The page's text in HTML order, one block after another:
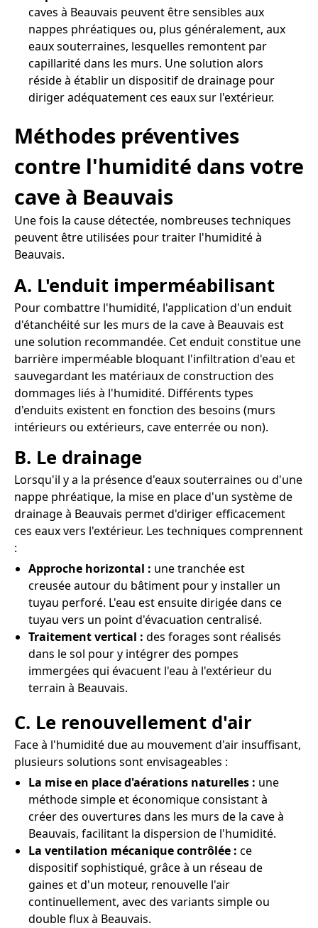
caves à Beauvais peuvent être sensibles aux
nappes phréatiques ou, plus généralement, aux
eaux souterraines, lesquelles remontent par
capillarité dans les murs. Une solution alors
réside à établir un dispositif de drainage pour
diriger adéquatement ces eaux sur l'extérieur.
Méthodes préventives
contre l'humidité dans votre
cave à Beauvais
Une fois la cause détectée, nombreuses techniques
peuvent être utilisées pour traiter l'humidité à
Beauvais.
A. L'enduit imperméabilisant
Pour combattre l'humidité, l'application d'un enduit
d'étanchéité sur les murs de la cave à Beauvais est
une solution recommandée. Cet enduit constitue une
barrière imperméable bloquant l'infiltration d'eau et
sauvegardant les matériaux de construction des
dommages liés à l'humidité. Différents types
d'enduits existent en fonction des besoins (murs
intérieurs ou extérieurs, cave enterrée ou non).
B. Le drainage
Lorsqu'il y a la présence d'eaux souterraines ou d'une
nappe phréatique, la mise en place d'un système de
drainage à Beauvais permet d'diriger efficacement
ces eaux vers l'extérieur. Les techniques comprennent
:
Approche horizontal : une tranchée est
creusée autour du bâtiment pour y installer un
tuyau perforé. L'eau est ensuite dirigée dans ce
tuyau vers un point d'évacuation centralisé.
Traitement vertical : des forages sont réalisés
dans le sol pour y intégrer des pompes
immergées qui évacuent l'eau à l'extérieur du
terrain à Beauvais.
C. Le renouvellement d'air
Face à l'humidité due au mouvement d'air insuffisant,
plusieurs solutions sont envisageables :
La mise en place d'aérations naturelles : une
méthode simple et économique consistant à
créer des ouvertures dans les murs de la cave à
Beauvais, facilitant la dispersion de l'humidité.
La ventilation mécanique contrôlée : ce
dispositif sophistiqué, grâce à un réseau de
gaines et d'un moteur, renouvelle l'air
continuellement, avec des variants simple ou
double flux à Beauvais.